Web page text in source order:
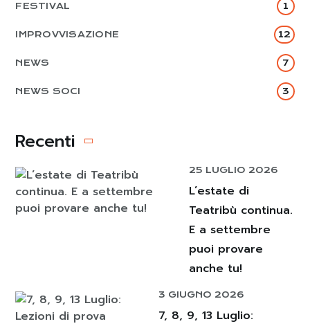
FESTIVAL 1
IMPROVVISAZIONE 12
NEWS 7
NEWS SOCI 3
Recenti
25 LUGLIO 2026
L’estate di
Teatribù continua.
E a settembre
puoi provare
anche tu!
3 GIUGNO 2026
7, 8, 9, 13 Luglio: